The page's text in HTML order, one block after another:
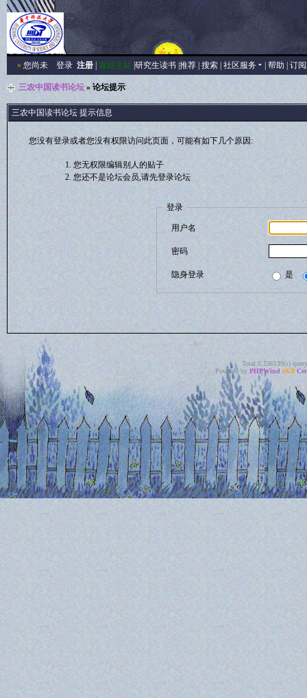
»您尚未 登录 注册| 返回主站| 研究生读书| 推荐| 搜索| 社区服务 帮助 订
三农中国读书论坛» 论坛提示
三农中国读书论坛 提示信息
您没有登录或者您没有权限访问此页面，可能有如下几个原因:
您无权限编辑别人的贴子
您还不是论坛会员,请先登录论坛
登录
用户名
密码
隐身登录 是
Total 0.236139(s)
Powered by PHPWind v6.0